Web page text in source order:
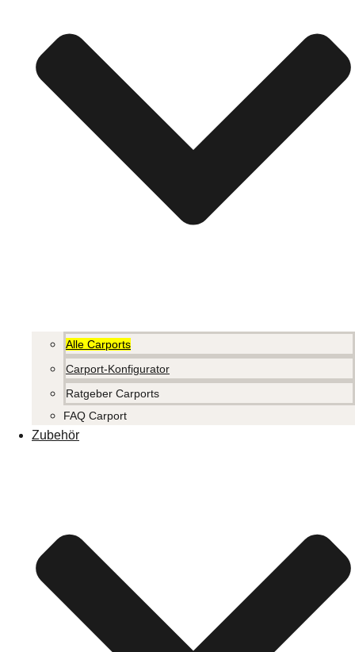
Alle Carports
Carport-Konfigurator
Ratgeber Carports
FAQ Carport
Zubehör